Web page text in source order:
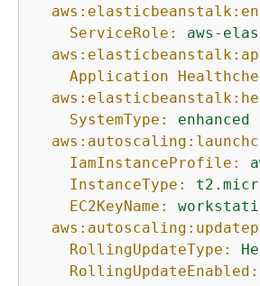
ServiceRole:
aws-
Application
SystemType:
enhanced
IamInstanceProfile:
InstanceType:
EC2KeyName:
RollingUpdateType:
RollingUpdateEnabled: